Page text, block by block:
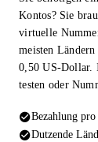
Kontos? Sie
virtuelle
meisten
0,50 US-Dollar.
testen oder
Bezahlung
Dutzende